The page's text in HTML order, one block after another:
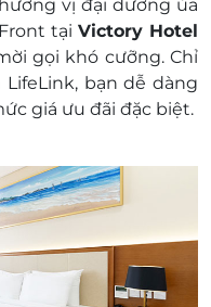
phòng
02 chai nước suối
không dây
phòng tập gym
phục vụ và thuế
phí cá nhân và các
vị đại dương ùa
tại Victory Hotel
gọi khó cưỡng. Chỉ
bạn dễ dàng
giá ưu đãi đặc biệt.